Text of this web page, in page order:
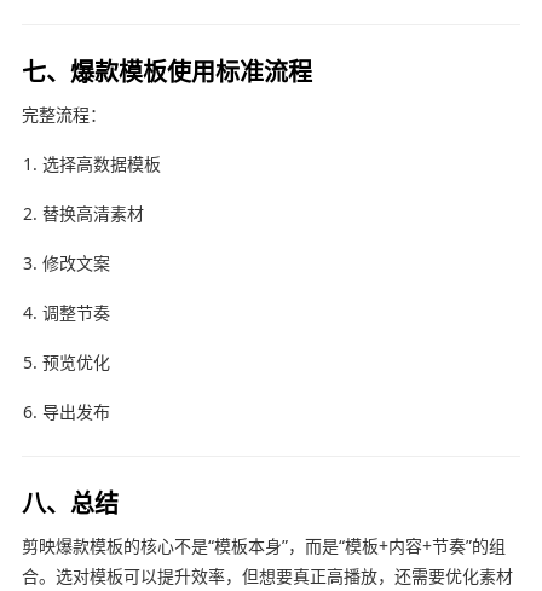
七、爆款模板使用标准流程
完整流程：
选择高数据模板
替换高清素材
修改文案
调整节奏
预览优化
导出发布
八、总结
剪映爆款模板的核心不是“模板本身”，而是“模板+内容+节奏”的组
合。选对模板可以提升效率，但想要真正高播放，还需要优化素材